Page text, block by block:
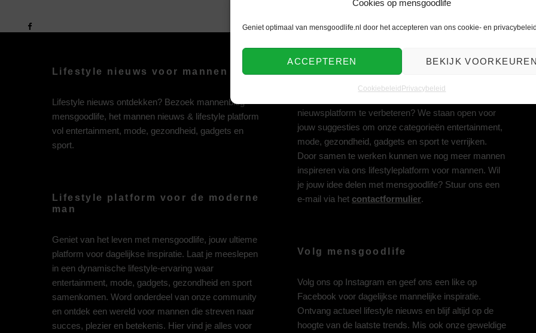
Cookies op mensgoodlife
Geniet optimaal van mensgoodlife.nl door het accepteren van ons cookie- en
ACCEPTEREN BEKIJK
Cookiebeleid Privacybeleid
Lifestyle nieuws voor mannen
Lifestyle nieuws ontdekken? Bezoek mannenblog
mensgoodlife, het mannen nieuws & lifestyle platform
vol entertainment, mode, gezondheid, gadgets en
sport.
Lifestyle platform voor de moderne
man
Geniet van het leven met mensgoodlife, jouw ultieme
platform voor dagelijkse inspiratie. Laat je meeslepen
in een dynamische lifestyle-ervaring waar
entertainment, mode, gadgets, gezondheid en sport
samenkomen. Word onderdeel van onze community
en ontdek een wereld voor mannen die streven naar
succes, plezier en betekenis. Hier vind je alles voor
Deel jouw idee met ons
nieuwsplatform te verbeteren? We staan open voor
jouw suggesties om onze categorieën entertainment,
mode, gezondheid, gadgets en sport te verrijken.
Door samen te werken kunnen we nog meer mannen
inspireren via ons lifestyleplatform voor mannen. Wil
je jouw idee delen met mensgoodlife? Stuur ons een
e-mail via het contactformulier.
Volg mensgoodlife
Volg ons op Instagram en geef ons een like op
Facebook voor dagelijkse mannelijke inspiratie.
Ontvang actueel lifestyle nieuws en blijf altijd op de
hoogte van de laatste trends. Mis ook onze geweldige